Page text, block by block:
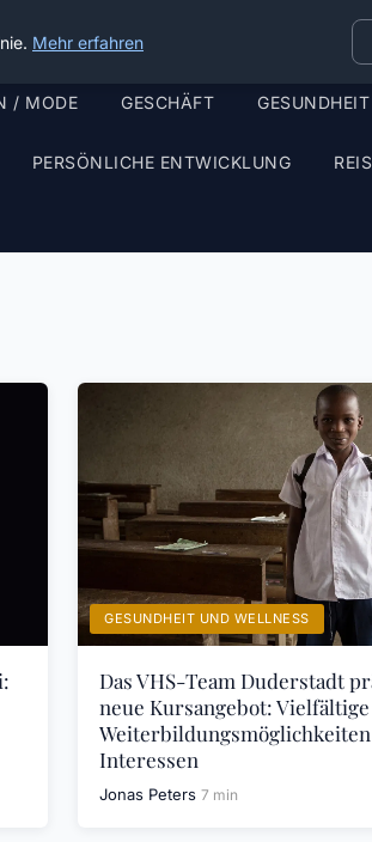
/ MODE GESCHÄFT GESUNDHEIT
PERSÖNLICHE ENTWICKLUNG
GESUNDHEIT UND WELLNESS
Das VHS-Team Duderstadt
neue Kursangebot: Vielfältige
Interessen
Jonas Peters 7 min
Mehr erfahren